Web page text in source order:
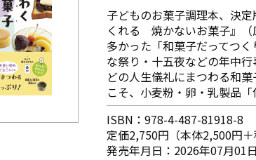
子どものお菓子調理本、決
くれる 焼かないお菓子』（
多かった「和菓子だってつ
な祭り・十五夜などの年中
どの人生儀礼にまつわる和
こそ、小麦粉・卵・乳製品「
ISBN：978-4-487-81918-8
定価2,750円（本体2,500円＋
発売年月日：2026年07月01日